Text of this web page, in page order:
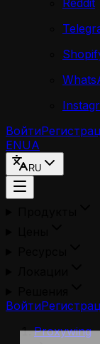
Reddit
Войти
ENUA
RU
Войти
Proxywing